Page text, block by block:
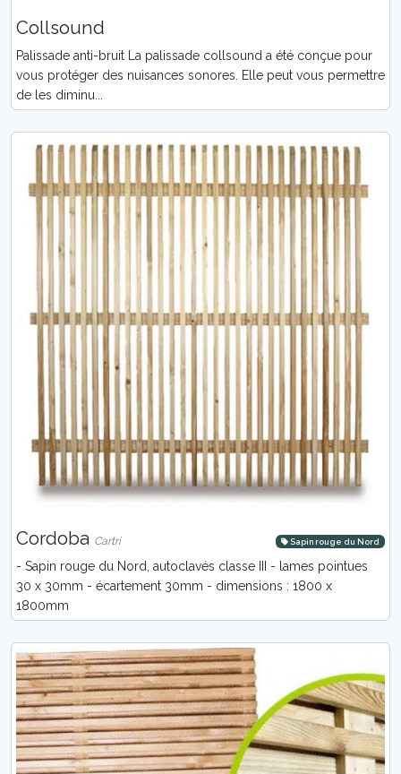
Collsound
Palissade anti-bruit La palissade collsound a été conçue pour
vous protéger des nuisances sonores. Elle peut vous permettre
de les diminu...
Cordoba Cartri Sapin rouge du Nord
- Sapin rouge du Nord, autoclavés classe III - lames pointues
30 x 30mm - écartement 30mm - dimensions : 1800 x
1800mm